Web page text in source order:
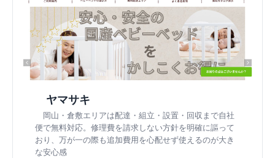
ヤマサキ
岡山・倉敷エリアは配達・組立・設置・回収まで自社
便で無料対応。修理費を請求しない方針を明確に謳って
おり、万が一の際も追加費用を心配せず使えるのが大き
な安心感